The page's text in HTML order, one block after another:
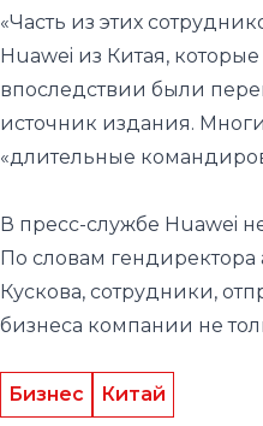
источник издания.
«длительные
В пресс-службе Huawei
По словам гендиректора
бизнеса компании не
Бизнес Китай